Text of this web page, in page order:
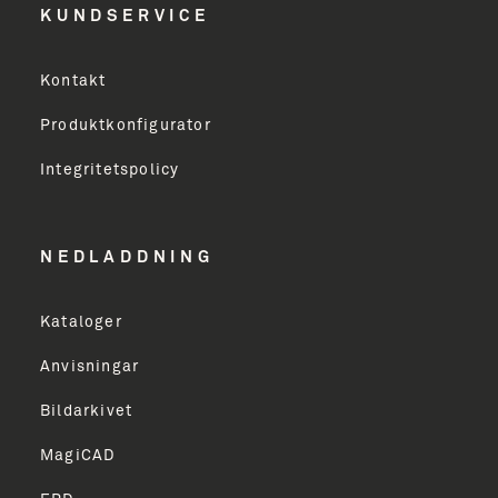
Virksomhed
Email Address
KUNDSERVICE
Kontakt
Produktkonfigurator
Integritetspolicy
NEDLADDNING
Kataloger
Anvisningar
Bildarkivet
MagiCAD